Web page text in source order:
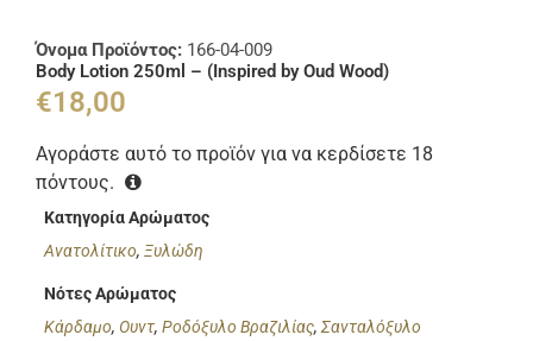
Όνομα Προϊόντος: 166-04-009
Body Lotion 250ml – (Inspired by Oud Wood)
€18,00
Αγοράστε αυτό το προϊόν για να κερδίσετε 18
πόντους.
Κατηγορία Αρώματος
Ανατολίτικο,Ξυλώδη
Νότες Αρώματος
Κάρδαμο, Ουντ,Ροδόξυλο Βραζιλίας,Σανταλόξυλο